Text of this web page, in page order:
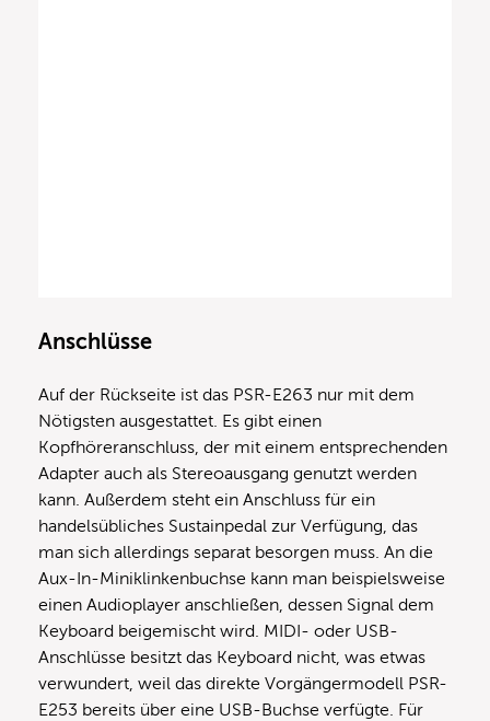
Anschlüsse
Auf der Rückseite ist das PSR-E263 nur mit dem
Nötigsten ausgestattet. Es gibt einen
Kopfhöreranschluss, der mit einem entsprechenden
Adapter auch als Stereoausgang genutzt werden
kann. Außerdem steht ein Anschluss für ein
handelsübliches Sustainpedal zur Verfügung, das
man sich allerdings separat besorgen muss. An die
Aux-In-Miniklinkenbuchse kann man beispielsweise
einen Audioplayer anschließen, dessen Signal dem
Keyboard beigemischt wird. MIDI- oder USB-
Anschlüsse besitzt das Keyboard nicht, was etwas
verwundert, weil das direkte Vorgängermodell PSR-
E253 bereits über eine USB-Buchse verfügte. Für